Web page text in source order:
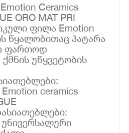
Ceramics
ORO MAT PRI
ფილა Emotion
წყალობითაც პატარა
ფართოდ
უწყვეტობის
ceramics